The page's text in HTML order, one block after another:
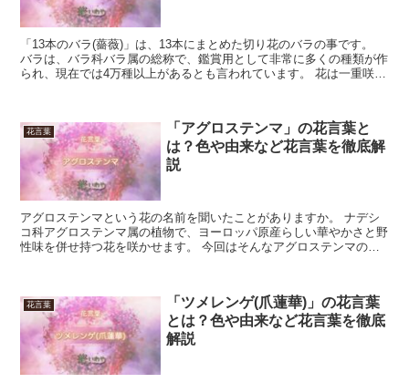
「13本のバラ(薔薇)」は、13本にまとめた切り花のバラの事です。
バラは、バラ科バラ属の総称で、鑑賞用として非常に多くの種類が作
られ、現在では4万種以上があるとも言われています。 花は一重咲
花言葉
「アグロステンマ」の花言葉と
は？色や由来など花言葉を徹底解
説
アグロステンマという花の名前を聞いたことがありますか。 ナデシ
コ科アグロステンマ属の植物で、ヨーロッパ原産らしい華やかさと野
性味を併せ持つ花を咲かせます。 今回はそんなアグロステンマの花
花言葉
「ツメレンゲ(爪蓮華)」の花言葉
とは？色や由来など花言葉を徹底
解説